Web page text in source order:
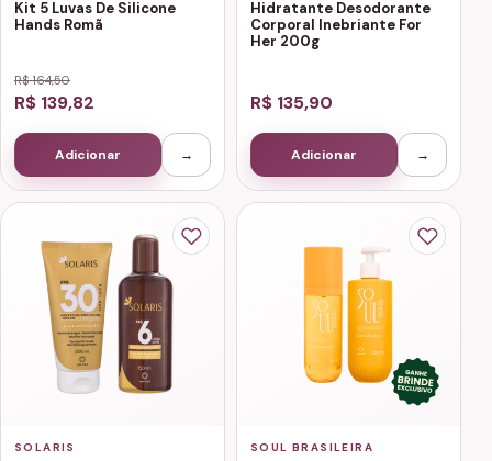
Kit 5 Luvas De Silicone
Hands Romã
R$ 164,50
R$ 139,82
Adicionar →
Hidratante Desodorante
Corporal Inebriante For
Her 200g
R$ 135,90
Adicionar →
SOLARIS SOUL BRASILEIRA